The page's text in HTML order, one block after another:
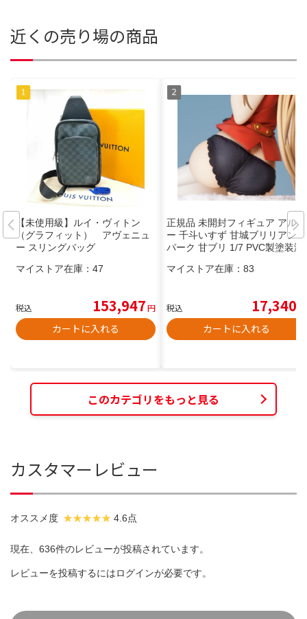
近くの売り場の商品
【未使用級】ルイ・ヴィトン
（グラフィット） アヴェニュ
ー スリングバッグ
マイストア在庫： 47
税込 153,947円
カートに入れる
正規品 未開封フィギュア アルタ
ー 千斗いすず 甘城ブリリアント
パーク 甘ブリ 1/7 PVC製塗装済
マイストア在庫： 83
税込 17,340
カートに入れる
このカテゴリをもっと見る
カスタマーレビュー
オススメ度 4.6点
現在、636件のレビューが投稿されています。
レビューを投稿するにはログインが必要です。